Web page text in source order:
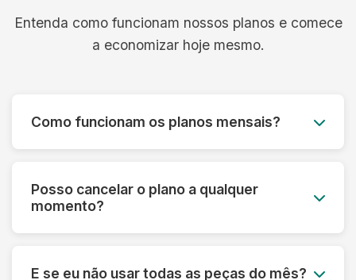
Entenda como funcionam nossos planos e comece
a economizar hoje mesmo.
Como funcionam os planos mensais?
entrega inclusos. É simples, previsível e muito
Posso cancelar o plano a qualquer
momento?
E se eu não usar todas as peças do mês?